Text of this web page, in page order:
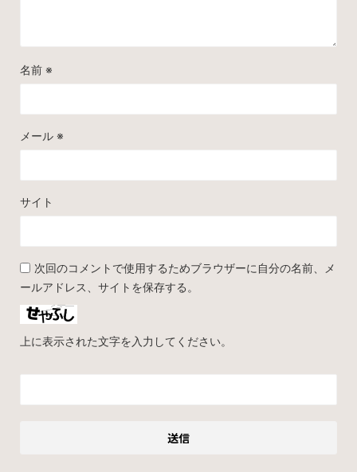
名前 ※
メール ※
サイト
次回のコメントで使用するためブラウザーに自分の名前、メ
ールアドレス、サイトを保存する。
上に表示された文字を入力してください。